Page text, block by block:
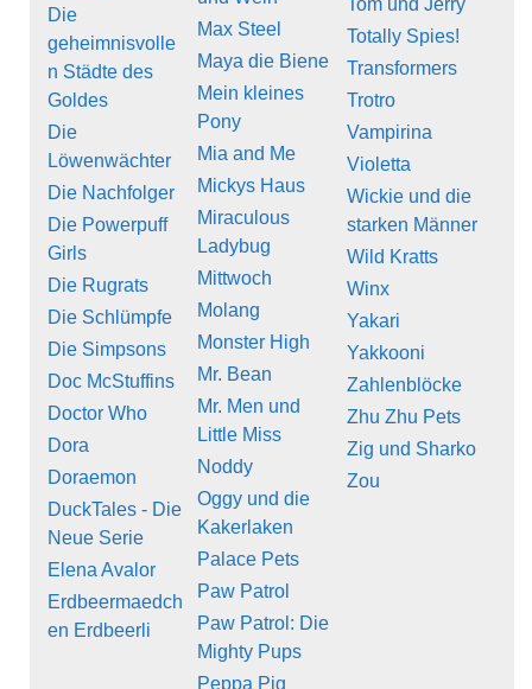
Die
geheimnisvolle
n Städte des
Goldes
Die
Löwenwächter
Die Nachfolger
Die Powerpuff
Girls
Die Rugrats
Die Schlümpfe
Die Simpsons
Doc McStuffins
Doctor Who
Dora
Doraemon
DuckTales - Die
Neue Serie
Elena Avalor
Erdbeermaedch
en Erdbeerli
Max Steel
Maya die Biene
Mein kleines
Pony
Mia and Me
Mickys Haus
Miraculous
Ladybug
Mittwoch
Molang
Monster High
Mr. Bean
Mr. Men und
Little Miss
Noddy
Oggy und die
Kakerlaken
Palace Pets
Paw Patrol
Paw Patrol: Die
Mighty Pups
Peppa Pig
Tom und Jerry
Totally Spies!
Transformers
Trotro
Vampirina
Violetta
Wickie und die
starken Männer
Wild Kratts
Winx
Yakari
Yakkooni
Zahlenblöcke
Zhu Zhu Pets
Zig und Sharko
Zou